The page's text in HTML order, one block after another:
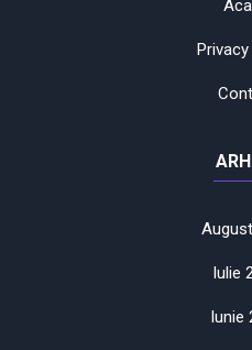
Iulie
Iunie